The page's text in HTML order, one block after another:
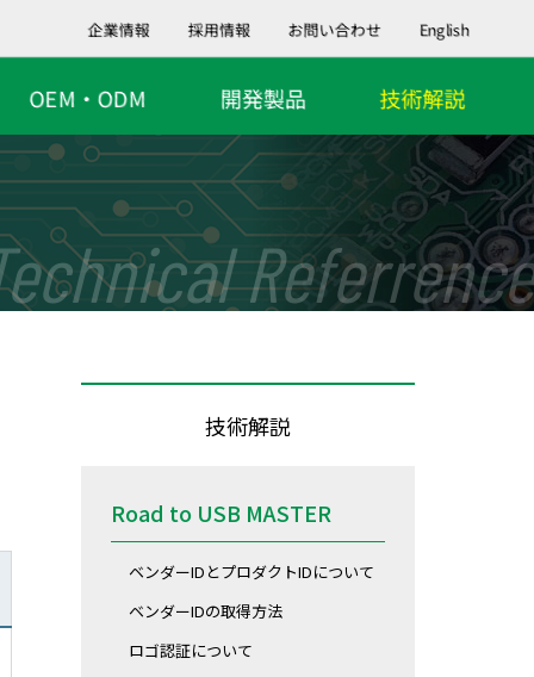
企業情報 採用情報 お問い合わせ English
OEM・ODM 開発製品 技術解説
Referrence
技術解説
Road to USB MASTER
ベンダーIDとプロダクトIDについて
ベンダーIDの取得方法
ロゴ認証について